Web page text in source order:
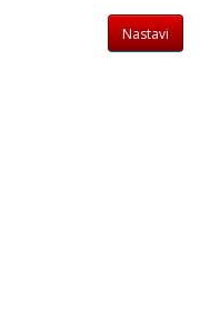
Nastavi